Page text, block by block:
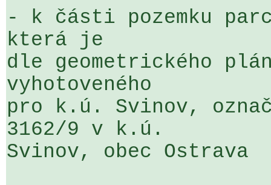
- k části pozemku
která je
dle geometrického
vyhotoveného
pro k.ú. Svinov,
3162/9 v k.ú.
Svinov, obec Ostrava